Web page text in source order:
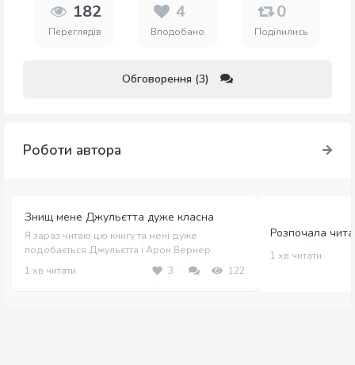
182
Переглядів
4
Вподобано
0
Поділились
Обговорення (3)
Роботи автора
Знищ мене Джульєтта дуже класна
Я зараз читаю цю книгу та мені дуже
подобається Джульєтта і Арон Вернер
1 хв читати
3 122
Розпочала
1 хв читати